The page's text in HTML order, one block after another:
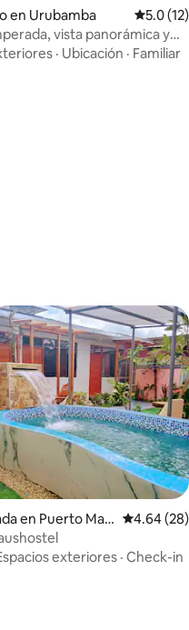
de 5, 18 reseñas
en Urubamba
5.0 (12)
vista panorámica y
· Ubicación · Familiar
en Puerto Mald
4.64 (28)
exteriores · Check-in